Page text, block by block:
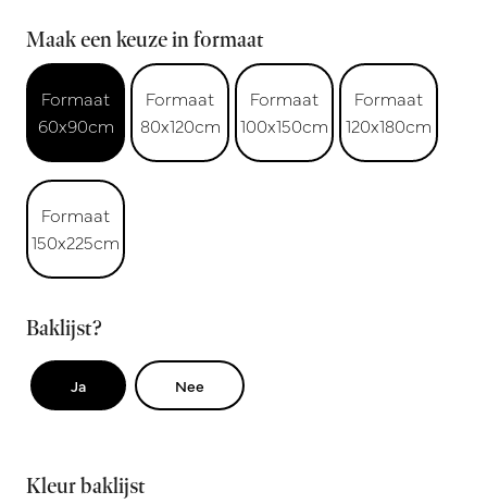
Maak een keuze in formaat
Formaat
60x90cm
Formaat
80x120cm
Formaat
100x150cm
Formaat
120x180cm
Formaat
150x225cm
Baklijst?
Ja Nee
Kleur baklijst